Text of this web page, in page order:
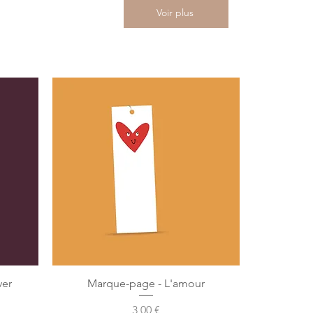
Voir plus
Marque-page - L'amour
Preis
3,00 €